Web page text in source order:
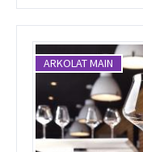
ARKOLAT MAIN